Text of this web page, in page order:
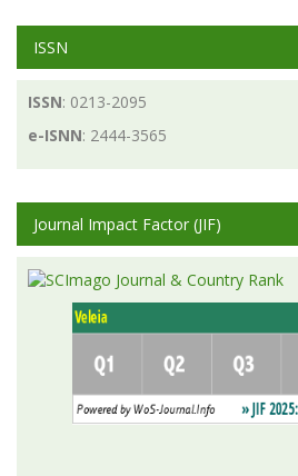
ISSN
ISSN: 0213-2095
e-ISNN: 2444-3565
Journal Impact Factor (JIF)